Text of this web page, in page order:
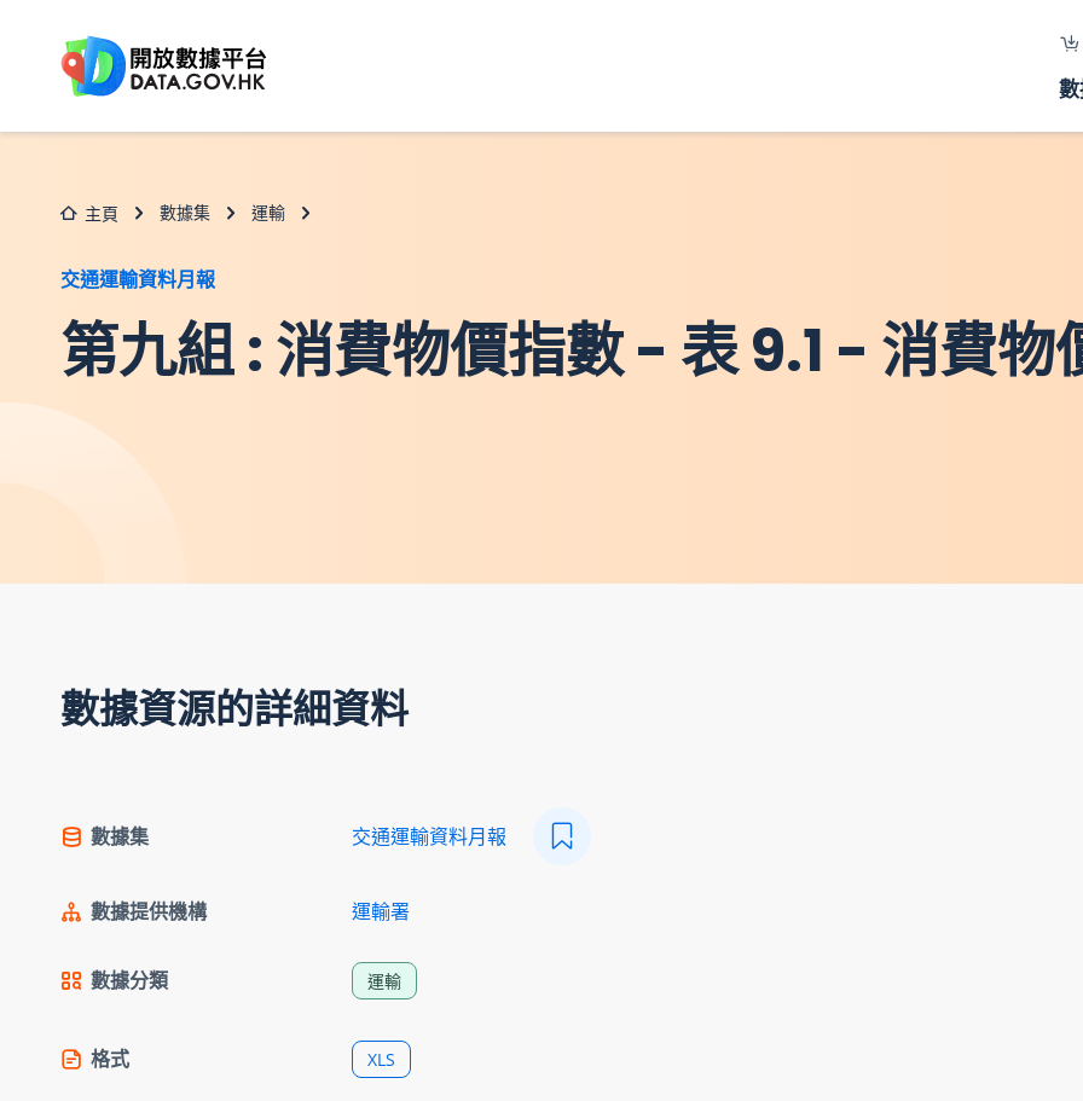
主頁 數據集 運輸
交通運輸資料月報
第九組 : 消費物價指數 - 表 9.1 - 消費物
數據資源的詳細資料
數據集 交通運輸資料月報
數據提供機構 運輸署
數據分類 運輸
格式 XLS